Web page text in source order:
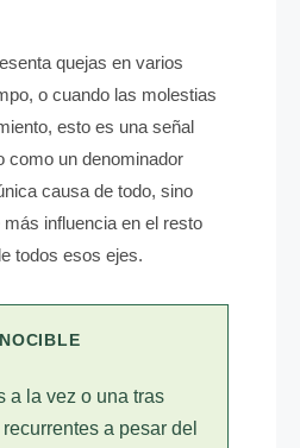
quejas en varios
o cuando las molestias
esto es una señal
como un denominador
causa de todo, sino
influencia en el resto
todos esos ejes.
a la vez o una tras
a pesar del